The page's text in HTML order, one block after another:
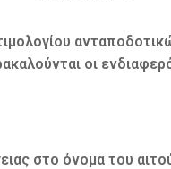
οι
στο όνομα του